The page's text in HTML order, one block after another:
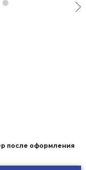
после оформления